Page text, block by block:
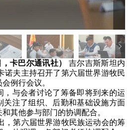
卡巴尔通讯社）
吉尔吉斯斯坦内
诺夫主持召开了第六届世界游牧民
例行会议。
，与会者讨论了筹备即将到来的运
关注了组织、后勤和基础设施方面
其他参与部门的协调配合。
，第六届世界游牧民族运动会的筹